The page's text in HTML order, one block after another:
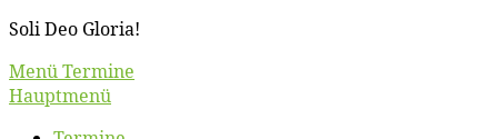
So­li Deo Gloria!
Scroll
Up
Menü Termine
Hauptmenü